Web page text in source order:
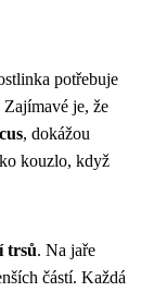
potřebuje
je, že
, dokážou
kouzlo, když
trsů. Na jaře
částí. Každá